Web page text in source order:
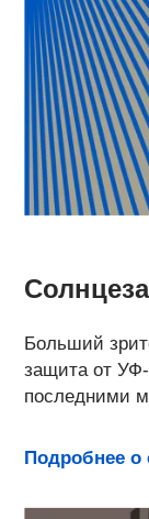
Больший
защита от
последними
Подробнее